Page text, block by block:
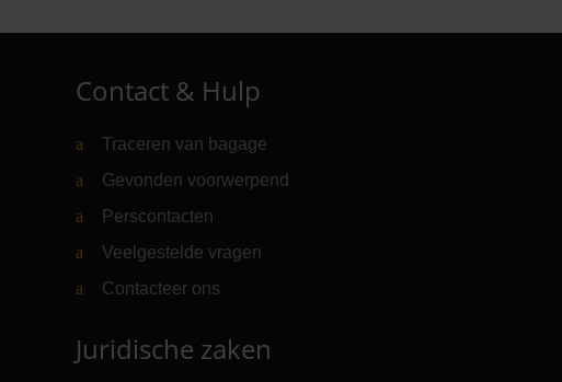
Contact & Hulp
Traceren van bagage
Gevonden voorwerpend
Perscontacten
Veelgestelde vragen
Contacteer ons
Juridische zaken